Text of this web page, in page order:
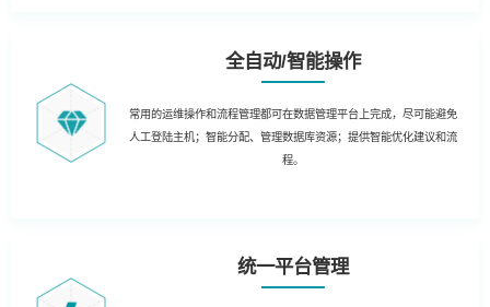
全自动/智能操作
常用的运维操作和流程管理都可在数据管理平台上完成，尽可能避免
人工登陆主机；智能分配、管理数据库资源；提供智能优化建议和流
程。
统一平台管理